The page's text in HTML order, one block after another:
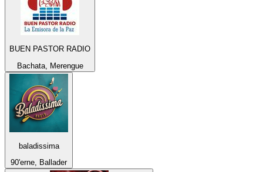
BUEN PASTOR RADIO
Bachata, Merengue
baladissima
90'erne, Ballader